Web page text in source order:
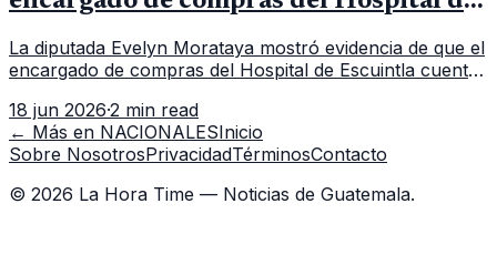
La diputada Evelyn Morataya mostró evidencia de que el
encargado de compras del Hospital de Escuintla cuenta
capacitación en la capital.
18 jun 2026·2 min read
← Más en NACIONALESInicio
Sobre NosotrosPrivacidadTérminosContacto
© 2026 La Hora Time — Noticias de Guatemala.